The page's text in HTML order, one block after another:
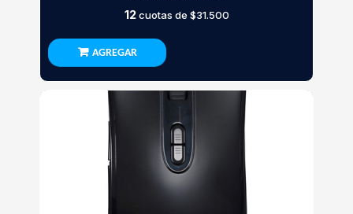
12cuotas de $31.500
AGREGAR